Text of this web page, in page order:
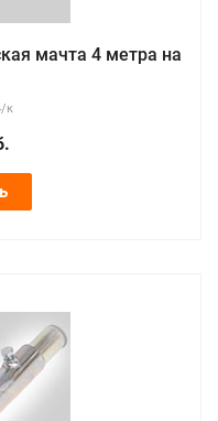
мачта 4 метра на
к